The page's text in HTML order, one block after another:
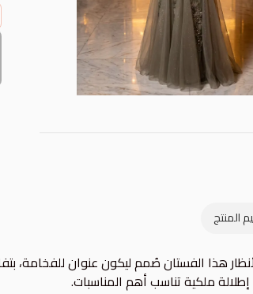
المنتج
هذا الفستان صُمم ليكون عنوان للفخامة،
ملكية تناسب أهم المناسبات.